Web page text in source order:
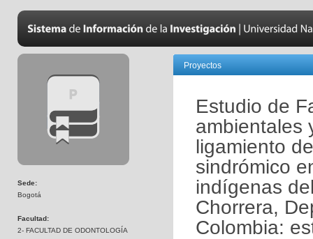
Sede:
Bogotá
Facultad:
2- FACULTAD DE ODONTOLOGÍA
Proyectos
Estudio de
ambientales
ligamiento
sindrómico
indígenas
Chorrera,
Colombia: